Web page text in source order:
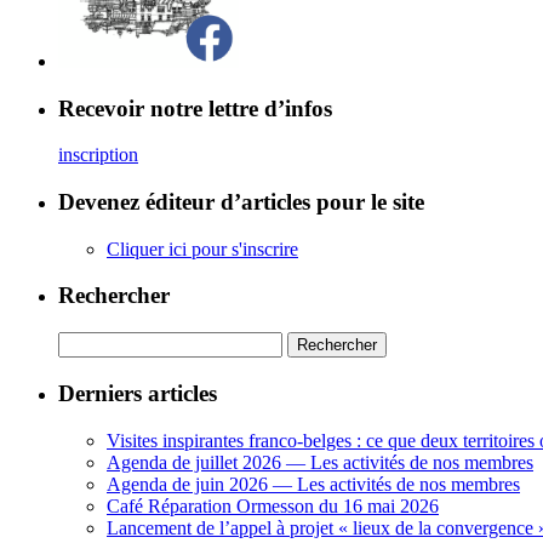
Recevoir notre lettre d’infos
inscription
Devenez éditeur d’articles pour le site
Cliquer ici pour s'inscrire
Rechercher
Derniers articles
Visites inspirantes franco-belges : ce que deux territoires
Agenda de juillet 2026 — Les activités de nos membres
Agenda de juin 2026 — Les activités de nos membres
Café Réparation Ormesson du 16 mai 2026
Lancement de l’appel à projet « lieux de la convergence